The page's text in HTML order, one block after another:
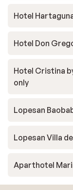
Hotel
Hotel Don
Hotel Cristina
only
Lopesan
Lopesan Villa
Aparthotel